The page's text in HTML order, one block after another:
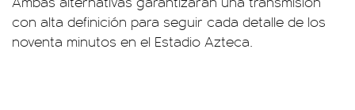
con alta definición para seguir cada detalle de los
noventa minutos en el Estadio Azteca.